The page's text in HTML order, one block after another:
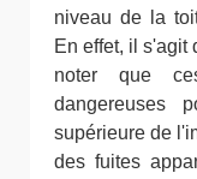
niveau de la
En effet, il s'agit
noter que
dangereuses
supérieure de
des fuites